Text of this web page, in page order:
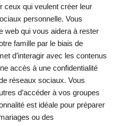
ceux qui veulent créer leur
personnelle. Vous
web qui vous aidera à rester
famille par le biais de
d’interagir avec les contenus
accès à une confidentialité
réseaux sociaux. Vous
d’accéder à vos groupes
est idéale pour préparer
ou des